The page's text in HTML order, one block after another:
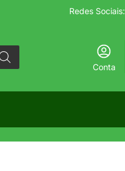
Redes Sociais:
Conta